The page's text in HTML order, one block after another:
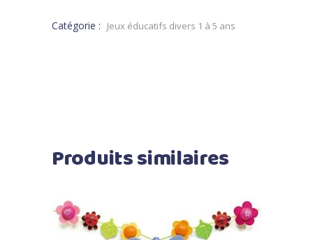
Catégorie : Jeux éducatifs divers 1 à 5 ans
Produits similaires